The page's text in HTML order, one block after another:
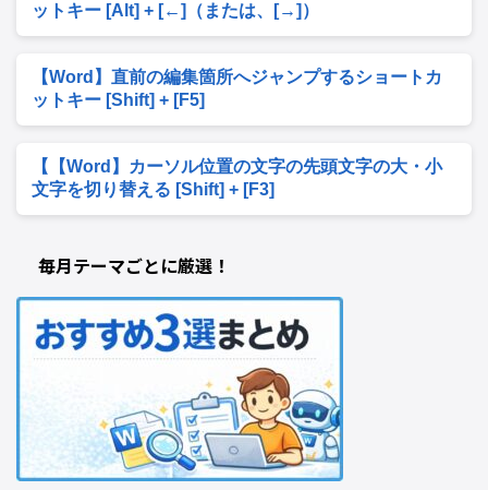
ットキー [Alt] + [←]（または、[→]）
【Word】直前の編集箇所へジャンプするショートカ
ットキー [Shift] + [F5]
【【Word】カーソル位置の文字の先頭文字の大・小
文字を切り替える [Shift] + [F3]
毎月テーマごとに厳選！